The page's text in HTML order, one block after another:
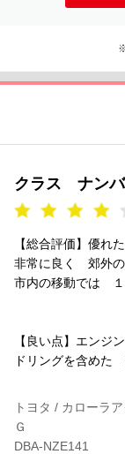
クラス ナンバ
【総合評価】優
非常に良く 郊外
市内の移動では １
【良い点】エンジ
ドリングを含めた
トヨタ / カローラ
Ｇ
DBA-NZE141